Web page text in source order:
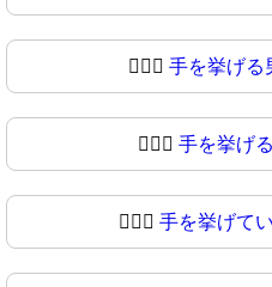
🙋🏻‍♂ 手を挙げる
🙋🏼‍♂️ 手を挙げ
🙋🏼‍♂ 手を挙げて